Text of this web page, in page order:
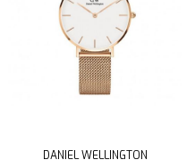
DANIEL WELLINGTON